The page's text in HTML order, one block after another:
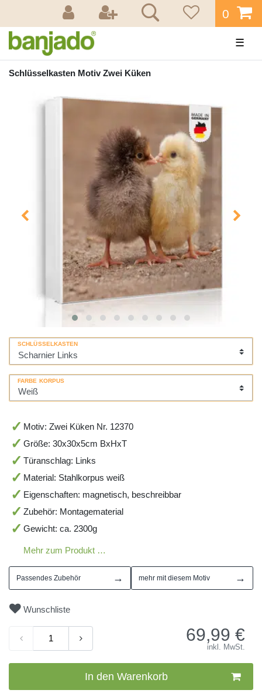
0
☰
Schlüsselkasten Motiv Zwei Küken
SCHLÜSSELKASTEN
FARBE KORPUS
Motiv: Zwei Küken Nr. 12370
Größe: 30x30x5cm BxHxT
Türanschlag: Links
Material: Stahlkorpus weiß
Eigenschaften: magnetisch, beschreibbar
Zubehör: Montagematerial
Gewicht: ca. 2300g
Mehr zum Produkt …
Passendes Zubehör → mehr mit diesem Motiv →
Wunschliste
69,99 €
inkl. MwSt.
In den Warenkorb